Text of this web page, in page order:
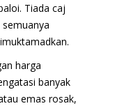
Tiada caj
harga
banyak
emas rosak,